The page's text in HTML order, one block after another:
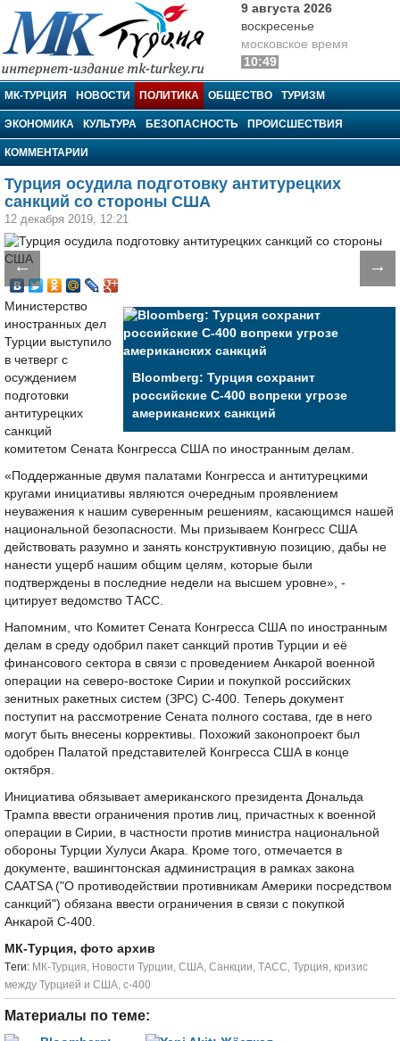
МК-Турция
9 августа 2026
воскресенье
московское время
10:49
МК-ТУРЦИЯ НОВОСТИ ПОЛИТИКА ОБЩЕСТВО ТУРИЗМ
ЭКОНОМИКА КУЛЬТУРА БЕЗОПАСНОСТЬ ПРОИСШЕСТВИЯ
КОММЕНТАРИИ
Турция осудила подготовку антитурецких
санкций со стороны США
12 декабря 2019, 12:21
← →
Bloomberg: Турция сохранит
российские С-400 вопреки угрозе
американских санкций
Министерство
иностранных дел
Турции выступило
в четверг с
осуждением
подготовки
антитурецких
санкций
комитетом Сената Конгресса США по иностранным делам.
«Поддержанные двумя палатами Конгресса и антитурецкими
кругами инициативы являются очередным проявлением
неуважения к нашим суверенным решениям, касающимся нашей
национальной безопасности. Мы призываем Конгресс США
действовать разумно и занять конструктивную позицию, дабы не
нанести ущерб нашим общим целям, которые были
подтверждены в последние недели на высшем уровне», -
цитирует ведомство ТАСС.
Напомним, что Комитет Сената Конгресса США по иностранным
делам в среду одобрил пакет санкций против Турции и её
финансового сектора в связи с проведением Анкарой военной
операции на северо-востоке Сирии и покупкой российских
зенитных ракетных систем (ЗРС) С-400. Теперь документ
поступит на рассмотрение Сената полного состава, где в него
могут быть внесены коррективы. Похожий законопроект был
одобрен Палатой представителей Конгресса США в конце
октября.
Инициатива обязывает американского президента Дональда
Трампа ввести ограничения против лиц, причастных к военной
операции в Сирии, в частности против министра национальной
обороны Турции Хулуси Акара. Кроме того, отмечается в
документе, вашингтонская администрация в рамках закона
CAATSA ("О противодействии противникам Америки посредством
санкций") обязана ввести ограничения в связи с покупкой
Анкарой С-400.
МК-Турция, фото архив
Tеги: МК-Турция, Новости Турции, США, Санкции, ТАСС, Турция, кризис
между Турцией и США, с-400
Материалы по теме: